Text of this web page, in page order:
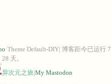
·Theme Default-DIY| 博客距今已运行 7
天。
异次元之旅|My Mastodon